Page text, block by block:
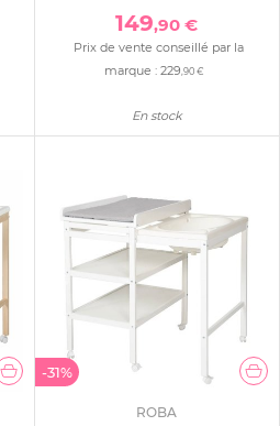
149,90 €
Prix de vente conseillé par la
marque :229 ,90 €
En stock
-31%
ROBA